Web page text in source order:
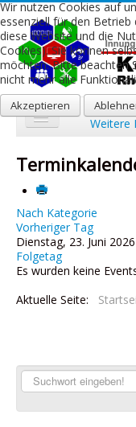
Über uns
Leistungen
Ausbildung
Fachbetriebe
Links
Nach Kategorie
Vorheriger Tag
Dienstag, 23. Juni 2026
Folgetag
Es wurden keine
Aktuelle Seite:
Suchen...
Wir nutzen Cookies auf
essenziell für den Betrieb
diese Website und die
Cookies). Sie können
möchten. Bitte beachten
nicht mehr alle
Akzeptieren
Weitere